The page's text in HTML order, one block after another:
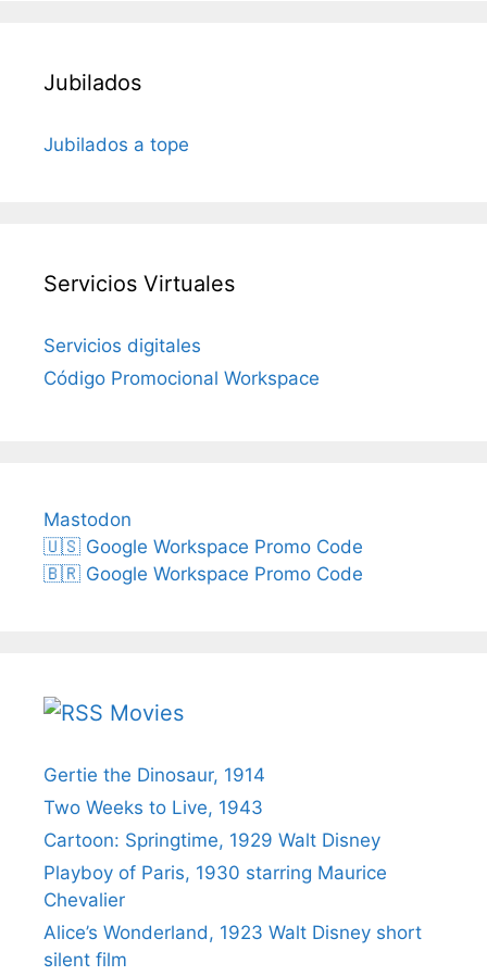
Jubilados
Jubilados a tope
Servicios Virtuales
Servicios digitales
Código Promocional Workspace
Mastodon
🇺🇸 Google Workspace Promo Code
🇧🇷 Google Workspace Promo Code
Movies
Gertie the Dinosaur, 1914
Two Weeks to Live, 1943
Cartoon: Springtime, 1929 Walt Disney
Playboy of Paris, 1930 starring Maurice
Chevalier
Alice’s Wonderland, 1923 Walt Disney short
silent film